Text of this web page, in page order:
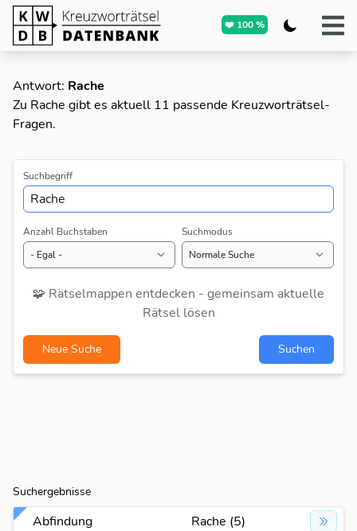
❤️ 100 %
Antwort: Rache
Zu Rache gibt es aktuell 11 passende Kreuzworträtsel-
Fragen.
Suchbegriff
Anzahl Buchstaben Suchmodus
🧩 Rätselmappen entdecken - gemeinsam aktuelle
Rätsel lösen
Neue Suche Suchen
Suchergebnisse
Abfindung Rache (5)